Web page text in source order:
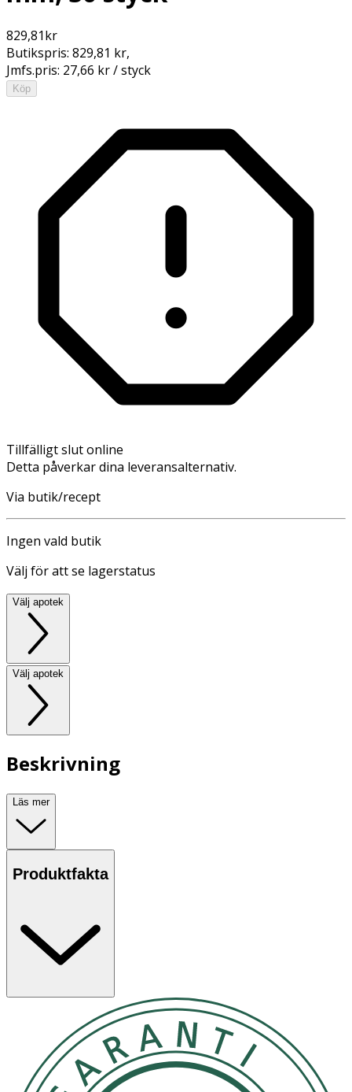
829,81kr
Butikspris: 829,81 kr,
Jmfs.pris: 27,66 kr / styck
Köp
Tillfälligt slut online
Detta påverkar dina leveransalternativ.
Via butik/recept
Ingen vald butik
Välj för att se lagerstatus
Välj apotek
Välj apotek
Beskrivning
Läs mer
Produktfakta